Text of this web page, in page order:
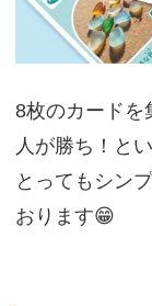
8枚のカードを
人が勝ち！と
とってもシン
おります😁